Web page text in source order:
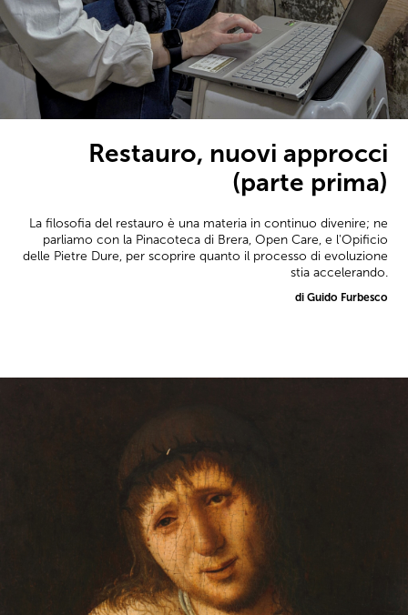
Restauro, nuovi approcci
(parte prima)
La filosofia del restauro è una materia in continuo divenire; ne
parliamo con la Pinacoteca di Brera, Open Care, e l'Opificio
delle Pietre Dure, per scoprire quanto il processo di evoluzione
stia accelerando.
di Guido Furbesco